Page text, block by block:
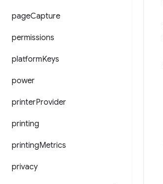
pageCapture
permissions
platformKeys
power
printerProvider
printing
printingMetrics
privacy